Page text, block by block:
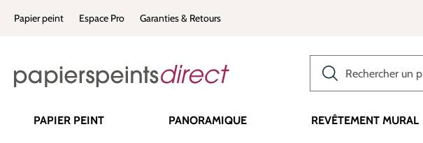
Passer à la navigation principale
Papier peint Espace Pro Garanties & Retours
PAPIER PEINT PANORAMIQUE REVÊTEMENT MURAL